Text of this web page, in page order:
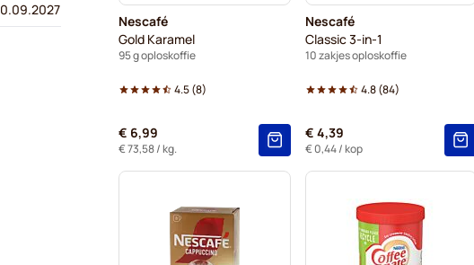
Nescafé
Gold Karamel
95 g oploskoffie
4.5(8)
€ 6,99
€ 73,58/ kg.
Nescafé
Classic 3-in-1
10 zakjes oploskoffie
4.8(84)
€ 4,39
€ 0,44/ kop